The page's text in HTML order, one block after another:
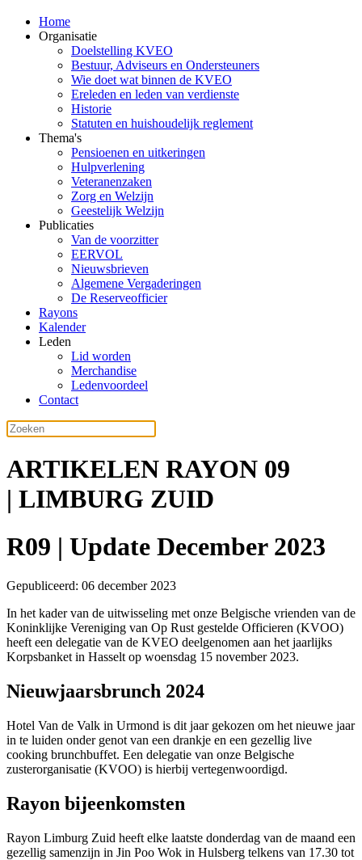
Home
Organisatie
Doelstelling KVEO
Bestuur, Adviseurs en Ondersteuners
Wie doet wat binnen de KVEO
Ereleden en leden van verdienste
Historie
Statuten en huishoudelijk reglement
Thema's
Pensioenen en uitkeringen
Hulpverlening
Veteranenzaken
Zorg en Welzijn
Geestelijk Welzijn
Publicaties
Van de voorzitter
EERVOL
Nieuwsbrieven
Algemene Vergaderingen
De Reserveofficier
Rayons
Kalender
Leden
Lid worden
Merchandise
Ledenvoordeel
Contact
ARTIKELEN RAYON 09
| LIMBURG ZUID
R09 | Update December 2023
Gepubliceerd: 06 december 2023
In het kader van de uitwisseling met onze Belgische vrienden van de
Koninklijke Vereniging van Op Rust gestelde Officieren (KVOO)
heeft een delegatie van de KVEO deelgenomen aan het jaarlijks
Korpsbanket in Hasselt op woensdag 15 november 2023.
Nieuwjaarsbrunch 2024
Hotel Van de Valk in Urmond is dit jaar gekozen om het nieuwe jaar
in te luiden onder genot van een drankje en een gezellig live
cooking brunchbuffet. Een delegatie van onze Belgische
zusterorganisatie (KVOO) is hierbij vertegenwoordigd.
Rayon bijeenkomsten
Rayon Limburg Zuid heeft elke laatste donderdag van de maand een
gezellig samenzijn in Jin Poo Wok in Hulsberg telkens van 17.30 tot